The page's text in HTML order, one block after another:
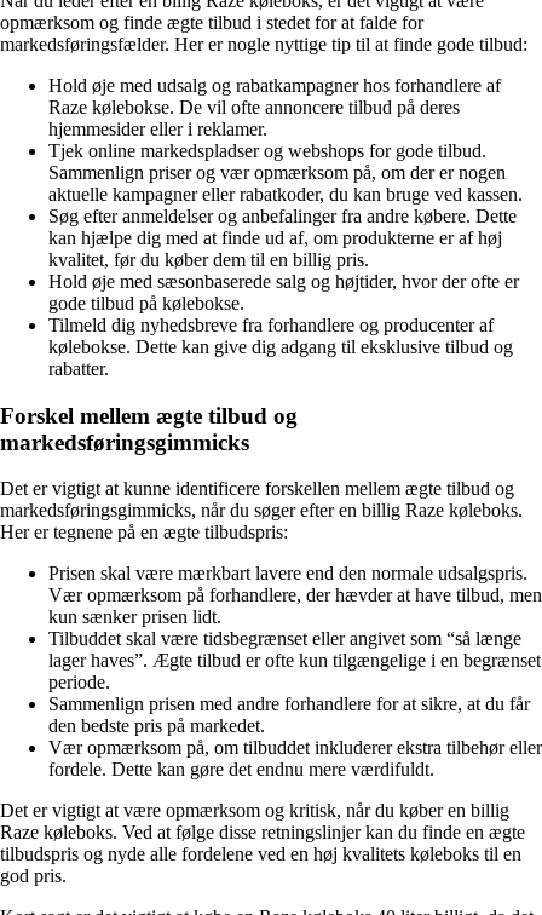
opmærksom og finde ægte tilbud i stedet for at falde for
markedsføringsfælder. Her er nogle nyttige tip til at finde gode tilbud:
Hold øje med udsalg og rabatkampagner hos forhandlere af
Raze kølebokse. De vil ofte annoncere tilbud på deres
hjemmesider eller i reklamer.
Tjek online markedspladser og webshops for gode tilbud.
Sammenlign priser og vær opmærksom på, om der er nogen
aktuelle kampagner eller rabatkoder, du kan bruge ved kassen.
Søg efter anmeldelser og anbefalinger fra andre købere. Dette
kan hjælpe dig med at finde ud af, om produkterne er af høj
kvalitet, før du køber dem til en billig pris.
Hold øje med sæsonbaserede salg og højtider, hvor der ofte er
gode tilbud på kølebokse.
Tilmeld dig nyhedsbreve fra forhandlere og producenter af
kølebokse. Dette kan give dig adgang til eksklusive tilbud og
rabatter.
Forskel mellem ægte tilbud og
markedsføringsgimmicks
Det er vigtigt at kunne identificere forskellen mellem ægte tilbud og
markedsføringsgimmicks, når du søger efter en billig Raze køleboks.
Her er tegnene på en ægte tilbudspris:
Prisen skal være mærkbart lavere end den normale udsalgspris.
Vær opmærksom på forhandlere, der hævder at have tilbud, men
kun sænker prisen lidt.
Tilbuddet skal være tidsbegrænset eller angivet som “så længe
lager haves”. Ægte tilbud er ofte kun tilgængelige i en begrænset
periode.
Sammenlign prisen med andre forhandlere for at sikre, at du får
den bedste pris på markedet.
Vær opmærksom på, om tilbuddet inkluderer ekstra tilbehør eller
fordele. Dette kan gøre det endnu mere værdifuldt.
Det er vigtigt at være opmærksom og kritisk, når du køber en billig
Raze køleboks. Ved at følge disse retningslinjer kan du finde en ægte
tilbudspris og nyde alle fordelene ved en høj kvalitets køleboks til en
god pris.